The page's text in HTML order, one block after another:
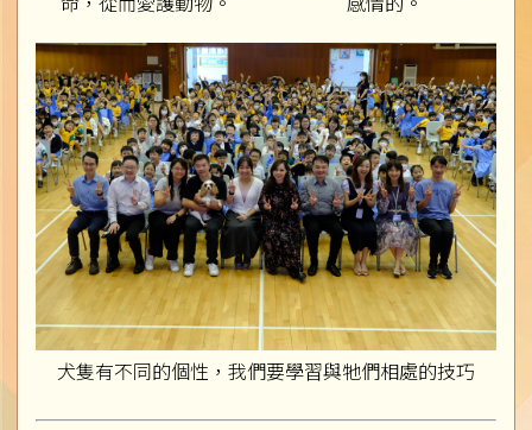
犬隻有不同的個性，我們要學習與牠們相處的技巧